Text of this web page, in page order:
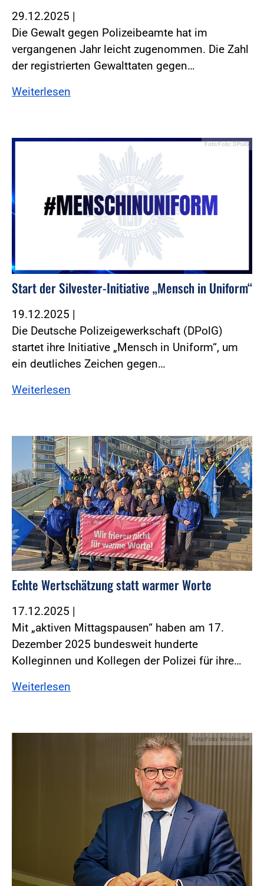
29.12.2025 |
Die Gewalt gegen Polizeibeamte hat im
vergangenen Jahr leicht zugenommen. Die Zahl
der registrierten Gewalttaten gegen…
Weiterlesen
Foto:Foto: DPolG
Start der Silvester-Initiative „Mensch in Uniform“
19.12.2025 |
Die Deutsche Polizeigewerkschaft (DPolG)
startet ihre Initiative „Mensch in Uniform“, um
ein deutliches Zeichen gegen…
Weiterlesen
Foto:Foto: Morgenstern und Zind
Echte Wertschätzung statt warmer Worte
17.12.2025 |
Mit „aktiven Mittagspausen“ haben am 17.
Dezember 2025 bundesweit hunderte
Kolleginnen und Kollegen der Polizei für ihre…
Weiterlesen
Foto:Foto: Windmüller